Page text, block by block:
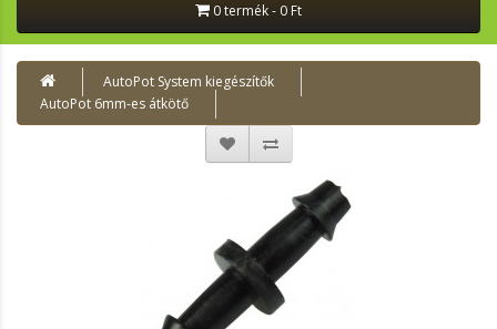
0 termék - 0 Ft
AutoPot System kiegészítők
AutoPot 6mm-es átkötő